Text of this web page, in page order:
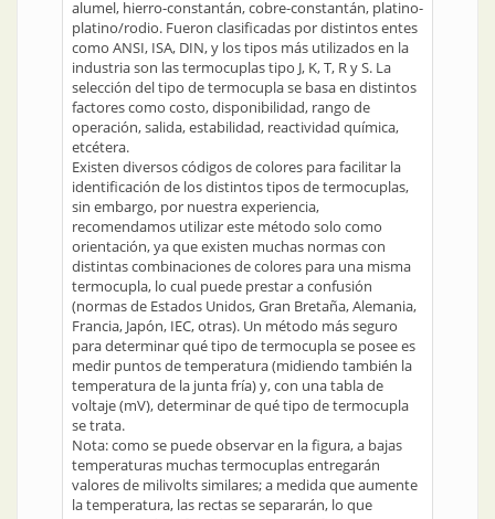
alumel, hierro-constantán, cobre-constantán, platino-
platino/rodio. Fueron clasificadas por distintos entes
como ANSI, ISA, DIN, y los tipos más utilizados en la
industria son las termocuplas tipo J, K, T, R y S. La
selección del tipo de termocupla se basa en distintos
factores como costo, disponibilidad, rango de
operación, salida, estabilidad, reactividad química,
etcétera.
Existen diversos códigos de colores para facilitar la
identificación de los distintos tipos de termocuplas,
sin embargo, por nuestra experiencia,
recomendamos utilizar este método solo como
orientación, ya que existen muchas normas con
distintas combinaciones de colores para una misma
termocupla, lo cual puede prestar a confusión
(normas de Estados Unidos, Gran Bretaña, Alemania,
Francia, Japón, IEC, otras). Un método más seguro
para determinar qué tipo de termocupla se posee es
medir puntos de temperatura (midiendo también la
temperatura de la junta fría) y, con una tabla de
voltaje (mV), determinar de qué tipo de termocupla
se trata.
Nota: como se puede observar en la figura, a bajas
temperaturas muchas termocuplas entregarán
valores de milivolts similares; a medida que aumente
la temperatura, las rectas se separarán, lo que